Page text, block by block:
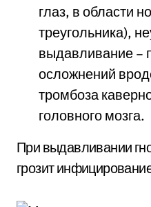
глаз, в области
треугольника),
выдавливание –
осложнений
тромбоза
головного мозга.
При выдавливании
грозит